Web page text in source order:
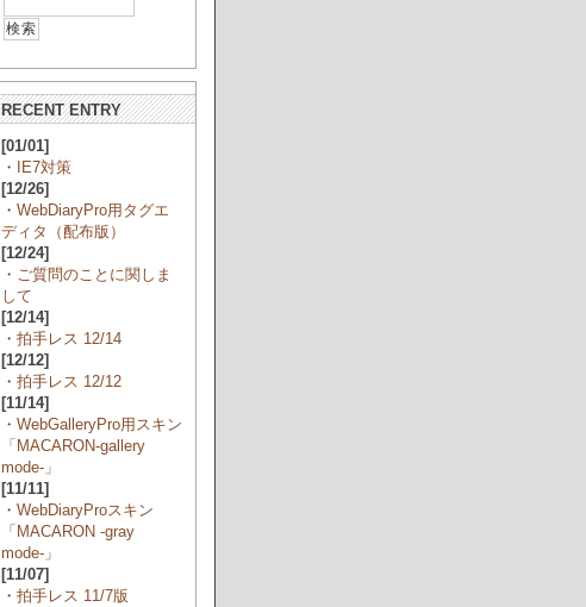
RECENT ENTRY
[01/01]
・ IE7対策
[12/26]
・ WebDiaryPro用タグエ
ディタ（配布版）
[12/24]
・ ご質問のことに関しま
して
[12/14]
・ 拍手レス 12/14
[12/12]
・ 拍手レス 12/12
[11/14]
・ WebGalleryPro用スキン
「MACARON-gallery
mode-」
[11/11]
・ WebDiaryProスキン
「MACARON -gray
mode-」
[11/07]
・ 拍手レス 11/7版